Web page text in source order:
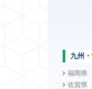
九州
福岡県
佐賀県